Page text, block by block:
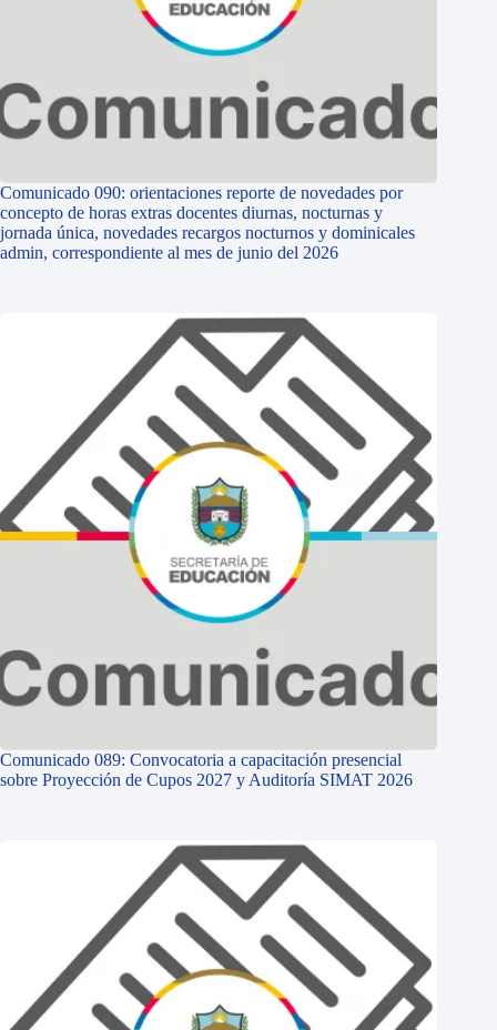
Comunicado 090: orientaciones reporte de novedades por
concepto de horas extras docentes diurnas, nocturnas y
jornada única, novedades recargos nocturnos y dominicales
admin, correspondiente al mes de junio del 2026
Comunicado 089: Convocatoria a capacitación presencial
sobre Proyección de Cupos 2027 y Auditoría SIMAT 2026